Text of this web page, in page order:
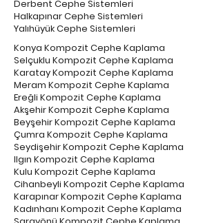
Derbent Cephe Sistemleri
Halkapınar Cephe Sistemleri
Yalıhüyük Cephe Sistemleri
Konya Kompozit Cephe Kaplama
Selçuklu Kompozit Cephe Kaplama
Karatay Kompozit Cephe Kaplama
Meram Kompozit Cephe Kaplama
Ereğli Kompozit Cephe Kaplama
Akşehir Kompozit Cephe Kaplama
Beyşehir Kompozit Cephe Kaplama
Çumra Kompozit Cephe Kaplama
Seydişehir Kompozit Cephe Kaplama
Ilgın Kompozit Cephe Kaplama
Kulu Kompozit Cephe Kaplama
Cihanbeyli Kompozit Cephe Kaplama
Karapınar Kompozit Cephe Kaplama
Kadınhanı Kompozit Cephe Kaplama